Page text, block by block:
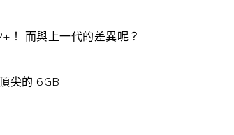
！ 而與上一代的差異呢？
尖的 6GB